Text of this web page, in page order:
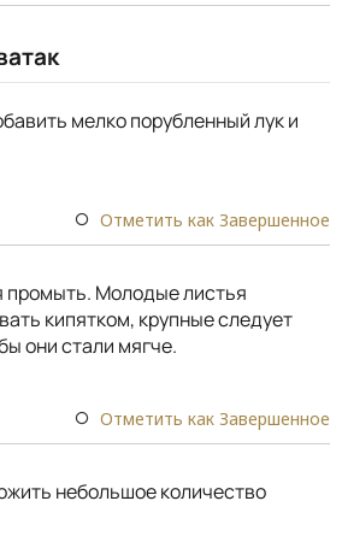
мелко порубленный лук и
Отметить как Завершенное
промыть. Молодые листья
кипятком, крупные следует
они стали мягче.
Отметить как Завершенное
небольшое количество